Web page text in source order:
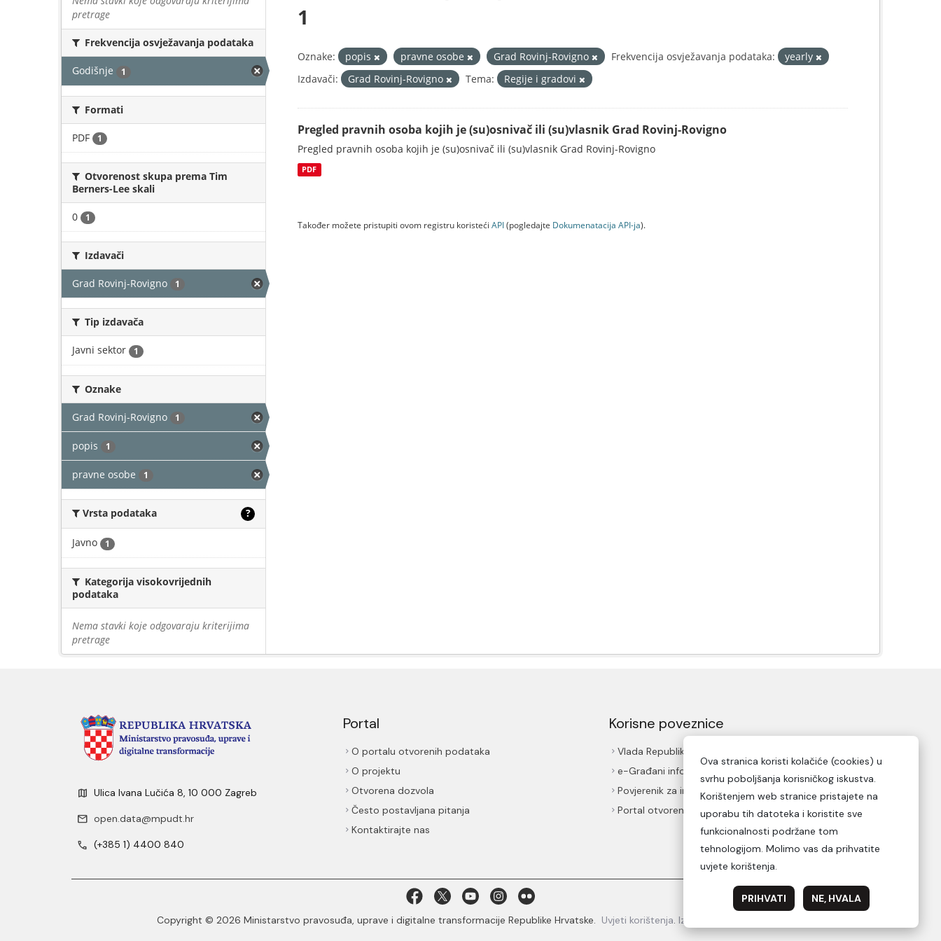
pretrage
Frekvencija osvježavanja podataka
Godišnje 1
Formati
PDF 1
Otvorenost skupa prema Tim
Berners-Lee skali
0 1
Izdavači
Grad Rovinj-Rovigno 1
Tip izdavača
Javni sektor 1
Oznake
Grad Rovinj-Rovigno 1
popis 1
pravne osobe 1
Vrsta podataka ?
Javno 1
Kategorija visokovrijednih
podataka
Nema stavki koje odgovaraju kriterijima
pretrage
1
Oznake: popis pravne osobe Grad Rovinj-Rovigno Frekvencija osvježavanja podataka:
yearly
Izdavači:
Grad Rovinj-Rovigno Tema: Regije i gradovi
Pregled pravnih osoba kojih je (su)osnivač ili (su)vlasnik Grad Rovinj-Rovigno
Pregled pravnih osoba kojih je (su)osnivač ili (su)vlasnik Grad Rovinj-Rovigno
PDF
Također možete pristupiti ovom registru koristeći API(pogledajte Dokumenаtаcijа API-jа).